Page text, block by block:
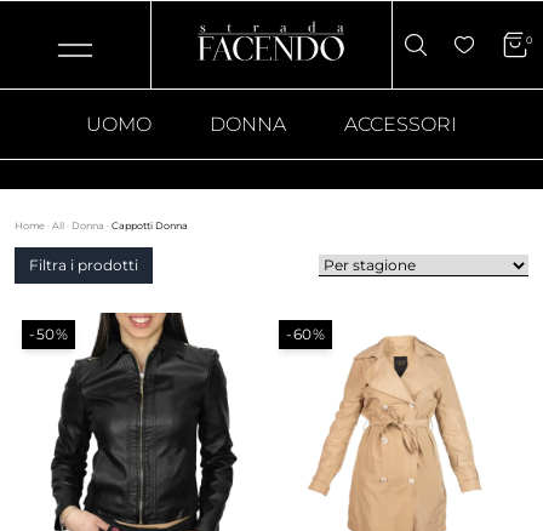
0
UOMO DONNA ACCESSORI
Home · All · Donna · Cappotti Donna
Filtra i prodotti
-50% -60%